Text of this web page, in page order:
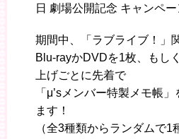
日 劇場公開記念 キャンペー
期間中、「ラブライブ！」
Blu-rayかDVDを1枚、もし
上げごとに先着で
「μ’sメンバー特製メモ帳
ます！
（全3種類からランダムで1